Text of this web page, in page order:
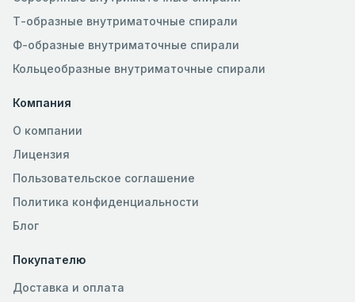
Т-образные внутриматочные спирали
Ф-образные внутриматочные спирали
Кольцеобразные внутриматочные спирали
Компания
О компании
Лицензия
Пользовательское соглашение
Политика конфиденциальности
Блог
Покупателю
Доставка и оплата